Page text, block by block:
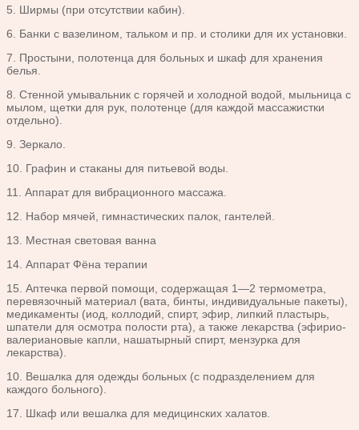
5. Ширмы (при отсутствии кабин).
6. Банки с вазелином, тальком и пр. и столики для их установки.
7. Простыни, полотенца для больных и шкаф для хранения
белья.
8. Стенной умывальник с горячей и холодной водой, мыльница с
мылом, щетки для рук, полотенце (для каждой массажистки
отдельно).
9. Зеркало.
10. Графин и стаканы для питьевой воды.
11. Аппарат для вибрационного массажа.
12. Набор мячей, гимнастических палок, гантелей.
13. Местная световая ванна
14. Аппарат Фёна терапии
15. Аптечка первой помощи, содержащая 1—2 термометра,
перевязочный материал (вата, бинты, индивидуальные пакеты),
медикаменты (иод, коллодий, спирт, эфир, липкий пластырь,
шпатели для осмотра полости рта), а также лекарства (эфирио-
валериановые капли, нашатырный спирт, мензурка для
лекарства).
10. Вешалка для одежды больных (с подразделением для
каждого больного).
17. Шкаф или вешалка для медицинских халатов.